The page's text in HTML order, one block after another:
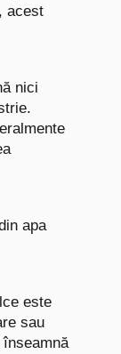
acest
nici
apa
este
sau
înseamnă